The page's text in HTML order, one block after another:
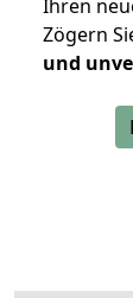
Ihren
Zögern
und